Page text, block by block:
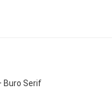
Buro Serif